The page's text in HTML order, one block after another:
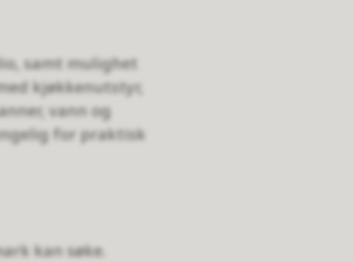
samt mulighet
kjøkkenutstyr,
vann og
for praktisk
kan søke.